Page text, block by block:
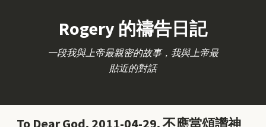
Rogery 的禱告日記
一段我與上帝最親密的故事，我與上帝最
貼近的對話
To Dear God, 2011-04-29, 不應當頌讚神